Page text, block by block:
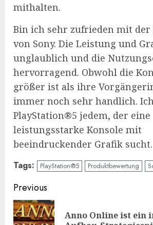
mithalten.
Bin ich sehr zufrieden mit der
von Sony. Die Leistung und
unglaublich und die
hervorragend. Obwohl die
größer ist als ihre
immer noch sehr handlich.
PlayStation®5 jedem, der eine
leistungsstarke Konsole mit
beeindruckender Grafik sucht.
Tags: PlayStation®5 Produktbewertung
Continue
Reading
Previous
Anno Online ist ein